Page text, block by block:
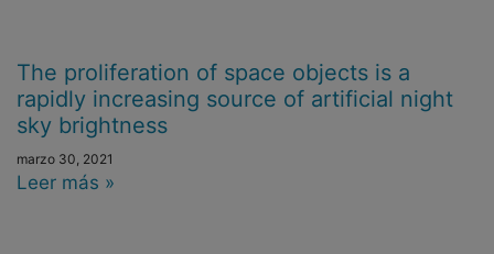
The proliferation of space objects is a
rapidly increasing source of artificial night
sky brightness
marzo 30, 2021
Leer más »